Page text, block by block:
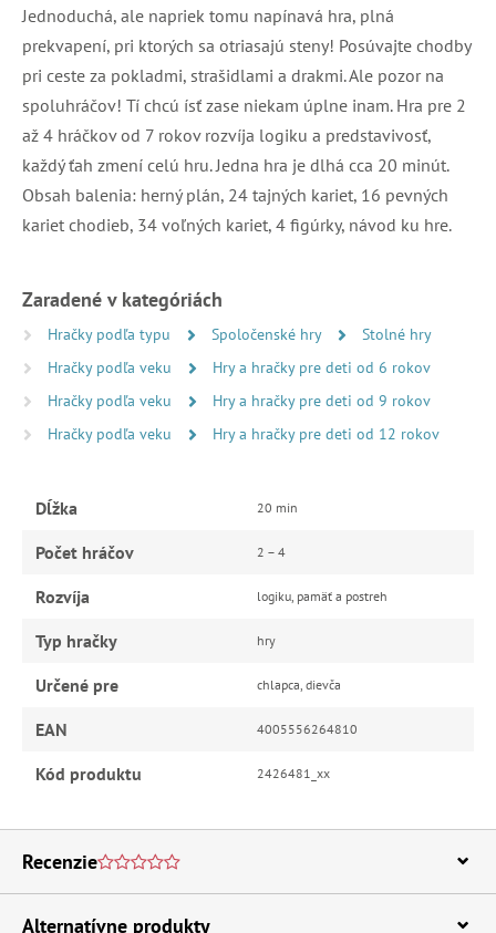
Jednoduchá, ale napriek tomu napínavá hra, plná
prekvapení, pri ktorých sa otriasajú steny! Posúvajte chodby
pri ceste za pokladmi, strašidlami a drakmi. Ale pozor na
spoluhráčov! Tí chcú ísť zase niekam úplne inam. Hra pre 2
až 4 hráčkov od 7 rokov rozvíja logiku a predstavivosť,
každý ťah zmení celú hru. Jedna hra je dlhá cca 20 minút.
Obsah balenia: herný plán, 24 tajných kariet, 16 pevných
kariet chodieb, 34 voľných kariet, 4 figúrky, návod ku hre.
Zaradené v kategóriách
Hračky podľa typu Spoločenské hry
Stolné hry
Hračky podľa veku
Hry a hračky pre deti od 6 rokov
Hračky podľa veku
Hry a hračky pre deti od 9 rokov
Hračky podľa veku
Hry a hračky pre deti od 12 rokov
Dĺžka 20 min
Počet hráčov 2 – 4
Rozvíja logiku, pamäť a postreh
Typ hračky hry
Určené pre chlapca, dievča
EAN 4005556264810
Kód produktu 2426481_xx
Recenzie
Alternatívne produkty